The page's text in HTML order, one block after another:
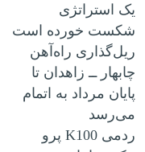
یک استراتژی
شکست خورده است
ریل‌گذاری راه‌آهن
چابهار ــ زاهدان تا
پایان مرداد به اتمام
می‌رسد
ردمی K100 پرو